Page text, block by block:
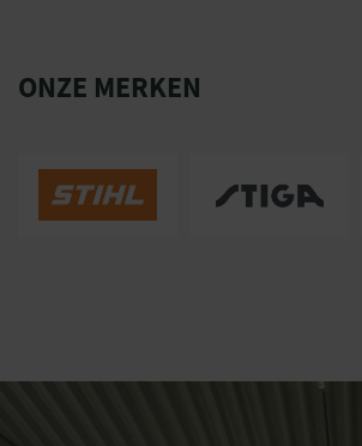
ONZE MERKEN